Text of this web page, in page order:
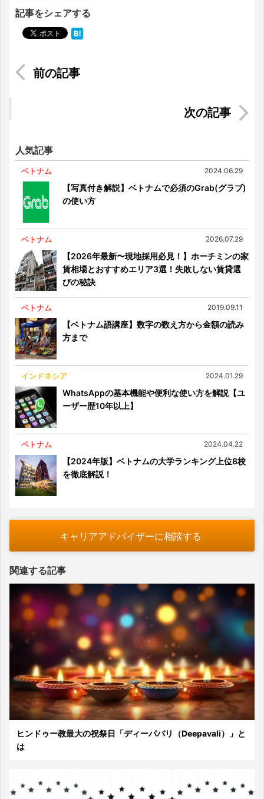
記事をシェアする
【新型コロナウイルス】（２）マレーシアの行動
退職時の金銭に関するQA
人気記事
ベトナム 2024.06.29
【写真付き解説】ベトナムで必須のGrab(グラブ)
の使い方
ベトナム 2026.07.29
【2026年最新〜現地採用必見！】ホーチミンの家
賃相場とおすすめエリア3選！失敗しない賃貸選
びの秘訣
ベトナム 2019.09.11
【ベトナム語講座】数字の数え方から金額の読み
方まで
インドネシア 2024.01.29
WhatsAppの基本機能や便利な使い方を解説【ユ
ーザー歴10年以上】
ベトナム 2024.04.22
【2024年版】ベトナムの大学ランキング上位8校
を徹底解説！
キャリアアドバイザーに相談する
関連する記事
ヒンドゥー教最大の祝祭日「ディーパバリ（Deepavali）」と
は